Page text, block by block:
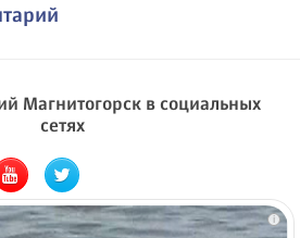
Магнитогорск в социальных
сетях
i